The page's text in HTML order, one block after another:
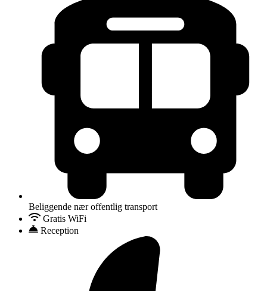
Beliggende nær offentlig transport
Gratis WiFi
Reception